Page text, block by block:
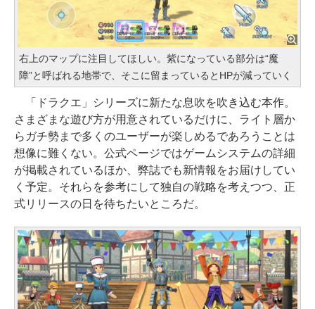
右上のマップに注目してほしい。紫になっている部分は“魔
障”と呼ばれる地帯で、そこに留まっているとHPが減っていく
「ドラクエ」シリーズに新たな息吹を吹き込む本作。
さまざまな遊び方が用意されているだけに、ライト層か
らガチ勢まで多くのユーザーが楽しめるであろうことは
想像に難くない。公式ページではゲームシステムの詳細
が掲載されているほか、弊誌でも新情報をお届けしてい
く予定。それらを参考にして独自の戦略を考えつつ、正
式リリースの日を待ちたいところだ。